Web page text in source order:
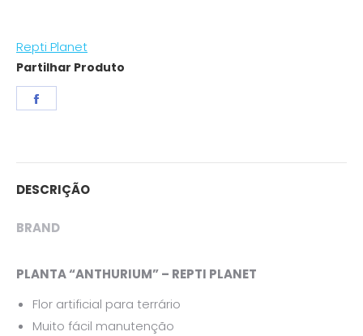
Repti Planet
Partilhar Produto
DESCRIÇÃO
BRAND
PLANTA “ANTHURIUM” – REPTI PLANET
Flor artificial para terrário
Muito fácil manutenção